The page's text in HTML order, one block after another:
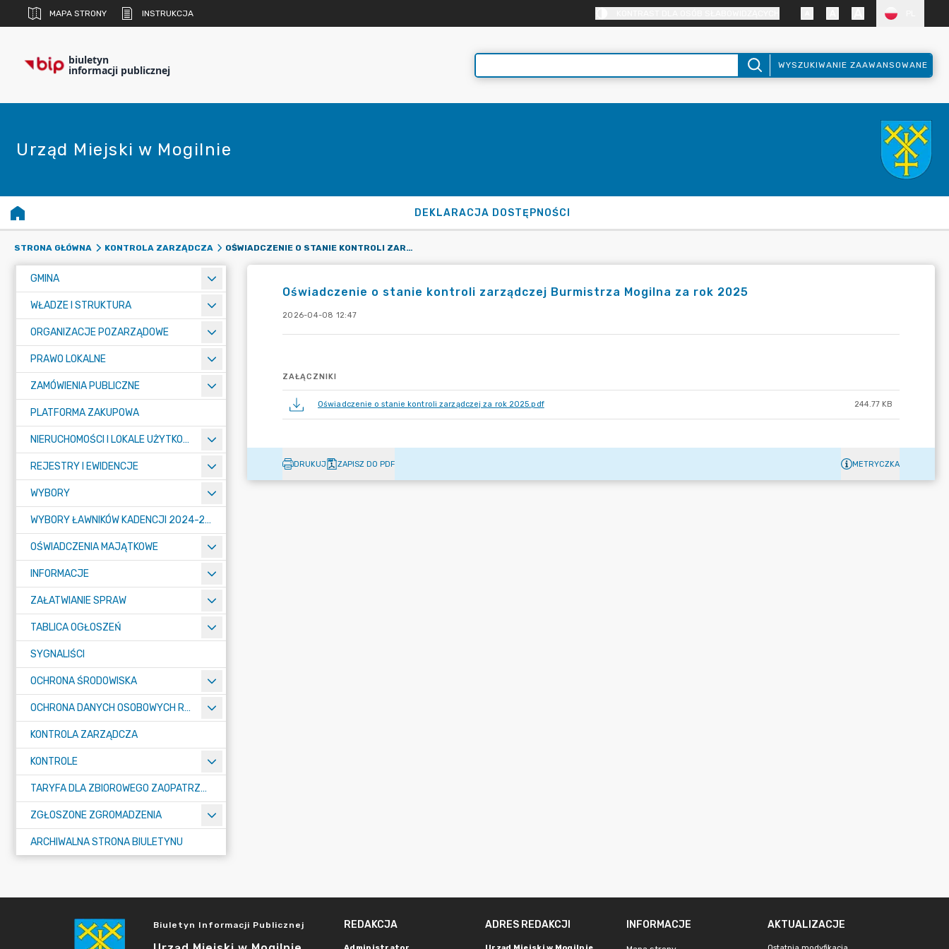
MAPA STRONY INSTRUKCJA
biuletyn
informacji publicznej WYSZUKIWANIE ZAAWANSOWANE
Urząd Miejski w Mogilnie
DEKLARACJA DOSTĘPNOŚCI
STRONA GŁÓWNA KONTROLA ZARZĄDCZA OŚWIADCZENIE O STANIE KONTROLI ZARZĄDCZEJ BURMISTRZA MOGILNA ZA ROK 2025
GMINA
WŁADZE I STRUKTURA
ORGANIZACJE POZARZĄDOWE
PRAWO LOKALNE
ZAMÓWIENIA PUBLICZNE
PLATFORMA ZAKUPOWA
NIERUCHOMOŚCI I LOKALE UŻYTKOWE
REJESTRY I EWIDENCJE
WYBORY
WYBORY ŁAWNIKÓW KADENCJI 2024-2027
OŚWIADCZENIA MAJĄTKOWE
INFORMACJE
ZAŁATWIANIE SPRAW
TABLICA OGŁOSZEŃ
SYGNALIŚCI
OCHRONA ŚRODOWISKA
OCHRONA DANYCH OSOBOWYCH RODO
KONTROLA ZARZĄDCZA
KONTROLE
TARYFA DLA ZBIOROWEGO ZAOPATRZENIA W WODĘ I ZBIOROWEGO ODPROWADZANIA ŚCIEKÓW
ZGŁOSZONE ZGROMADZENIA
ARCHIWALNA STRONA BIULETYNU
Oświadczenie o stanie kontroli zarządczej Burmistrza Mogilna za rok 2025
2026-04-08 12:47
ZAŁĄCZNIKI
Oświadczenie o stanie kontroli zarządczej za rok 2025.pdf 244.77 KB
DRUKUJ ZAPISZ DO PDF METRYCZKA
Biuletyn Informacji Publicznej REDAKCJA ADRES REDAKCJI INFORMACJE AKTUALIZACJE